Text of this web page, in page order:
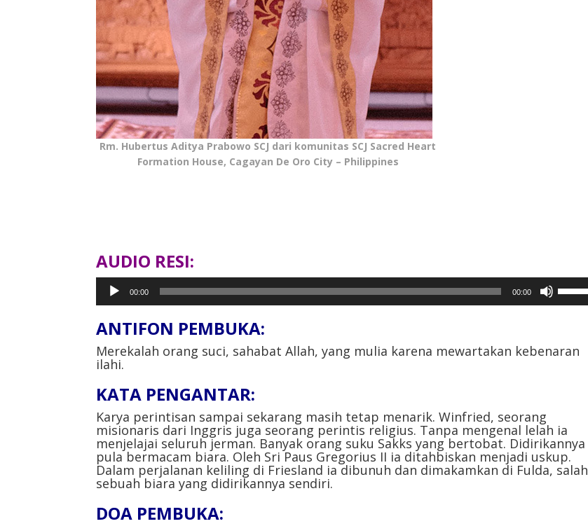
Rm. Hubertus Aditya Prabowo SCJ dari komunitas SCJ Sacred Heart
Formation House, Cagayan De Oro City – Philippines
AUDIO RESI:
Pemutar
Audio
00:00 00:00
ANTIFON PEMBUKA:
Merekalah orang suci, sahabat Allah, yang mulia karena mewartakan kebenaran
ilahi.
KATA PENGANTAR:
Karya perintisan sampai sekarang masih tetap menarik. Winfried, seorang
misionaris dari Inggris juga seorang perintis religius. Tanpa mengenal lelah ia
menjelajai seluruh jerman. Banyak orang suku Sakks yang bertobat. Didirikannya
pula bermacam biara. Oleh Sri Paus Gregorius II ia ditahbiskan menjadi uskup.
Dalam perjalanan keliling di Friesland ia dibunuh dan dimakamkan di Fulda, salah
sebuah biara yang didirikannya sendiri.
DOA PEMBUKA: